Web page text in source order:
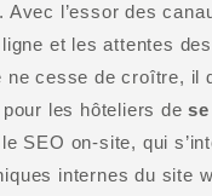
Avec l’essor des
et les attentes
ne cesse de croître, il
les hôteliers de
SEO on-site, qui
internes du site